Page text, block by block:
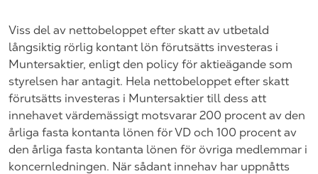
Viss del av nettobeloppet efter skatt av utbetald
långsiktig rörlig kontant lön förutsätts investeras i
Muntersaktier, enligt den policy för aktieägande som
styrelsen har antagit. Hela nettobeloppet efter skatt
förutsätts investeras i Muntersaktier till dess att
innehavet värdemässigt motsvarar 200 procent av den
årliga fasta kontanta lönen för VD och 100 procent av
den årliga fasta kontanta lönen för övriga medlemmar i
koncernledningen. När sådant innehav har uppnåtts